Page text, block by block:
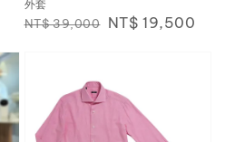
外套
Regular
NT$ 39,000 Sale
NT$ 19,500